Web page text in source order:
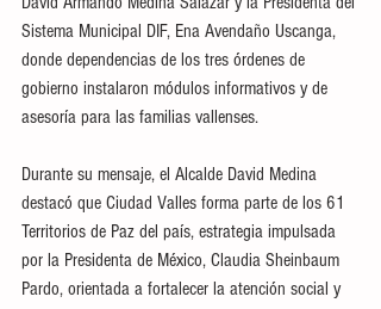
Sistema Municipal DIF, Ena Avendaño Uscanga,
donde dependencias de los tres órdenes de
gobierno instalaron módulos informativos y de
asesoría para las familias vallenses.
Durante su mensaje, el Alcalde David Medina
destacó que Ciudad Valles forma parte de los 61
Territorios de Paz del país, estrategia impulsada
por la Presidenta de México, Claudia Sheinbaum
Pardo, orientada a fortalecer la atención social y